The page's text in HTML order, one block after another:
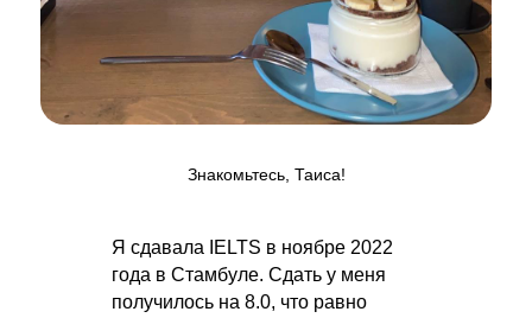
Знакомьтесь, Таиса!
Я сдавала IELTS в ноябре 2022
года в Стамбуле. Сдать у меня
получилось на 8.0, что равно